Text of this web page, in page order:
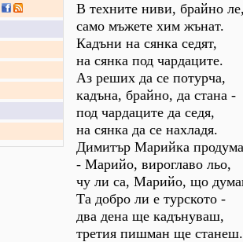
В техните ниви, брайно
само мъжете хим жънат.
Кадъни на сянка седят,
на сянка под чардаците.
Аз реших да се потурча,
кадъна, брайно, да стана -
под чардаците да седя,
на сянка да се нахладя.
Димитър Марийка
- Марийо, вироглаво льо,
чу ли са, Марийо, що
Та добро ли е турското -
два дена ще кадънуваш,
третия пишман ще станеш.